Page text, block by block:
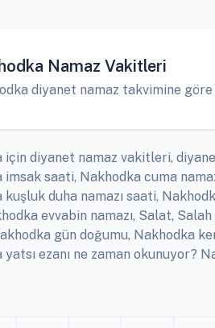
Namaz Vakitleri
diyanet namaz takvimine göre
için diyanet namaz vakitleri,
imsak saati, Nakhodka cuma
kuşluk duha namazı saati,
evvabin namazı, Salat,
gün doğumu, Nakhodka
yatsı ezanı ne zaman okunuyor?